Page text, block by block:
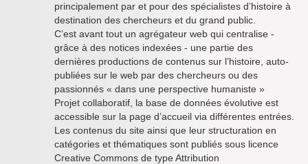
principalement par et pour des spécialistes d’histoire à
destination des chercheurs et du grand public.
C’est avant tout un agrégateur web qui centralise -
grâce à des notices indexées - une partie des
dernières productions de contenus sur l’histoire, auto-
publiées sur le web par des chercheurs ou des
passionnés « dans une perspective humaniste »
Projet collaboratif, la base de données évolutive est
accessible sur la page d’accueil via différentes entrées.
Les contenus du site ainsi que leur structuration en
catégories et thématiques sont publiés sous licence
Creative Commons de type Attribution